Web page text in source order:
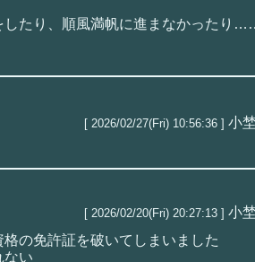
したり、順風満帆に進まなかったり
[ 2026/02/27(Fri) 10:56:36 ] 小
[ 2026/02/20(Fri) 20:27:13 ] 小
の免許証を破いてしまいました
ない